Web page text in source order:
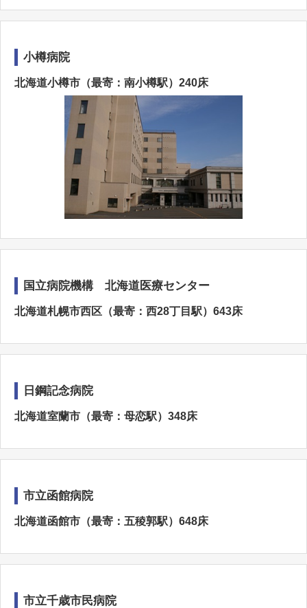
小樽病院
北海道小樽市（最寄：南小樽駅）240床
国立病院機構 北海道医療センター
北海道札幌市西区（最寄：西28丁目駅）643床
日鋼記念病院
北海道室蘭市（最寄：母恋駅）348床
市立函館病院
北海道函館市（最寄：五稜郭駅）648床
市立千歳市民病院